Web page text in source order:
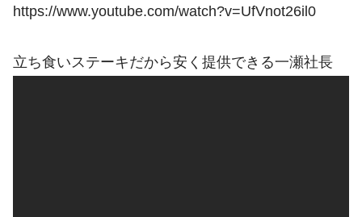
https://www.youtube.com/watch?v=UfVnot26il0
立ち食いステーキだから安く提供できる一瀬社長